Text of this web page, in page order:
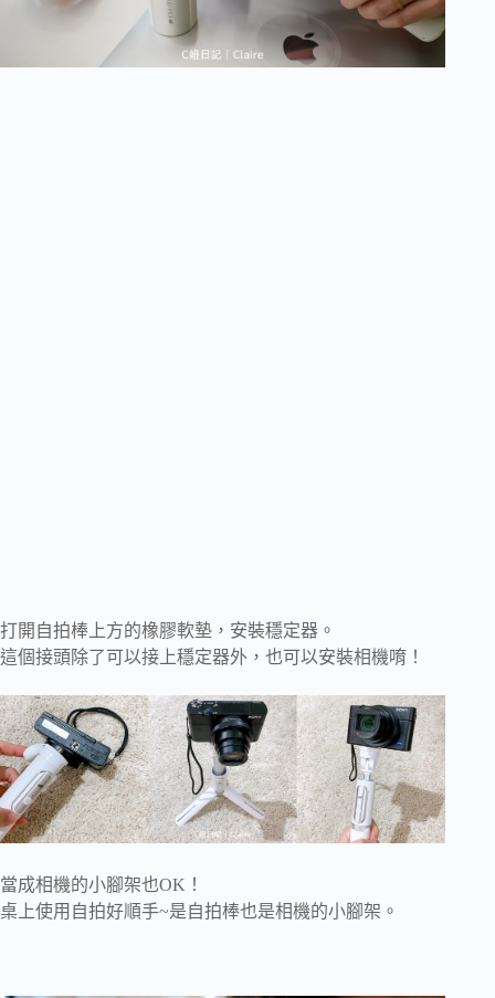
打開自拍棒上方的橡膠軟墊，安裝穩定器。
這個接頭除了可以接上穩定器外，也可以安裝相機唷！
當成相機的小腳架也OK！
桌上使用自拍好順手~是自拍棒也是相機的小腳架。